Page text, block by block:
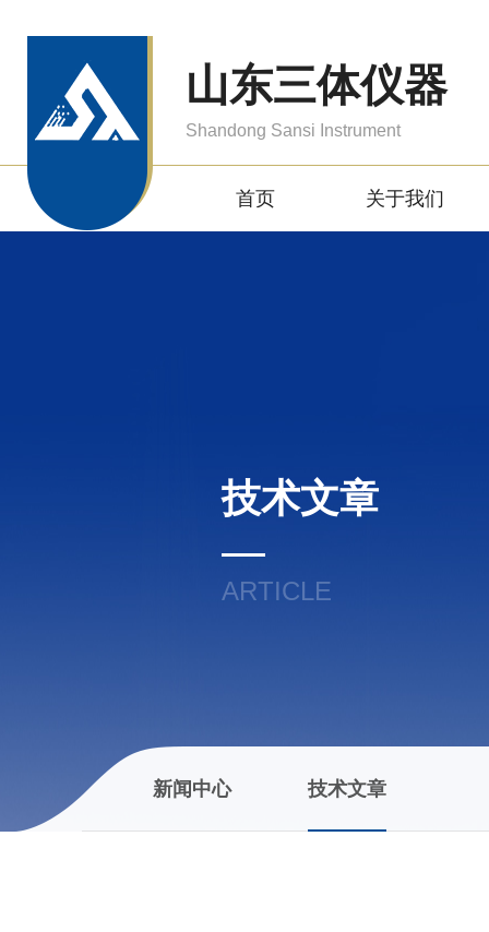
山东三体仪器
Shandong Sansi Instrument
首页 关于我们
技术文章
ARTICLE
新闻中心 技术文章